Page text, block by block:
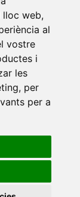
lloc web,
al
vostre
i
les
, per
per a